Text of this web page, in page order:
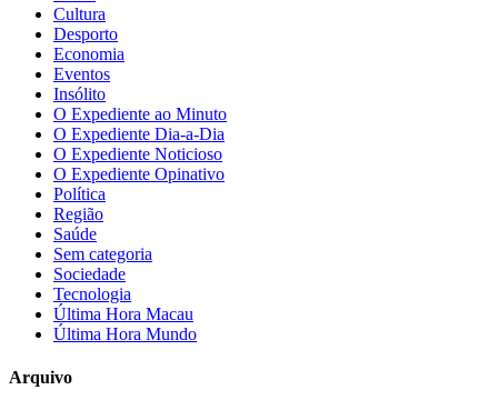
Cultura
Desporto
Economia
Eventos
Insólito
O Expediente ao Minuto
O Expediente Dia-a-Dia
O Expediente Noticioso
O Expediente Opinativo
Política
Região
Saúde
Sem categoria
Sociedade
Tecnologia
Última Hora Macau
Última Hora Mundo
Arquivo